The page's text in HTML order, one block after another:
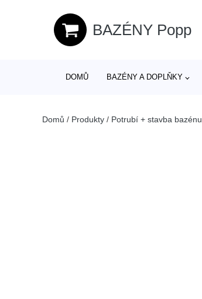
BAZÉNY Popp
DOMŮ BAZÉNY A DOPLŇKY
Domů / Produkty / Potrubí + stavba bazénu